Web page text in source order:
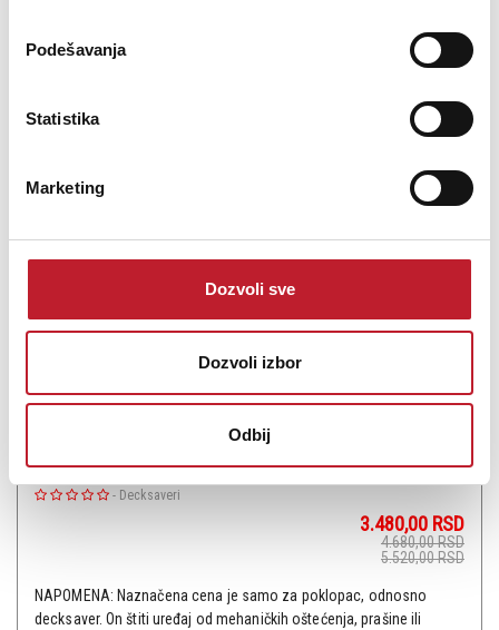
Podešavanja
Statistika
Marketing
Dozvoli sve
Dozvoli izbor
Odbij
Na stanju
DODAJ U KORPU
Decksaver 12 Mixer Cover DJM-800, 850, Xone 43, Xone 92
- Decksaveri
3.480,00 RSD
4.680,00RSD
5.520,00RSD
NAPOMENA: Naznačena cena je samo za poklopac, odnosno
decksaver. On štiti uređaj od mehaničkih oštećenja, prašine ili